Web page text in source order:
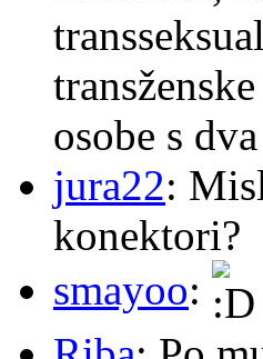
osobe s
jura22:
konektori?
smayoo: